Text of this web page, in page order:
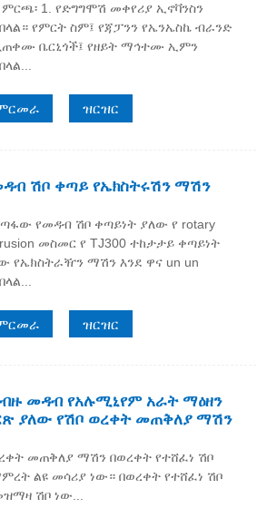
ምርጫ፡ 1. የድግግሞሽ መቀየሪያ ኢኖቫንስን
የምርት ስም፤ የጃፓንን የኤንኤስኬ ብራንድ
ቤርኒጎች፤ የዘይት ማኅተሙ ኢምን
ዝርዝር
ሽቦ ቀጣይ የኤክስትሩሽን ማሽን
የመዳብ ሽቦ ቀጣይነት ያለው የ rotary
መስመር የ TJ300 ተከታታይ ቀጣይነት
የኤክስትራዥን ማሽን እንደ ዋና un un
ዝርዝር
መዳብ የአሉሚኒየም አራት ማዕዘን
ያለው የሽቦ ወረቀት መጠቅለያ ማሽን
መጠቅለያ ማሽን በወረቀት የተሸፈነ ሽቦ
ልዩ መሳሪያ ነው። በወረቀት የተሸፈነ ሽቦ
ሽቦ ነው...